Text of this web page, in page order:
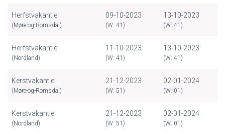
Herfstvakantie
(Møre-og-Romsdal)
09-10-2023
(W: 41)
13-10-2023
(W: 41)
Herfstvakantie
(Nordland)
11-10-2023
(W: 41)
13-10-2023
(W: 41)
Kerstvakantie
(Møre-og-Romsdal)
21-12-2023
(W: 51)
02-01-2024
(W: 01)
Kerstvakantie
(Nordland)
21-12-2023
(W: 51)
02-01-2024
(W: 01)